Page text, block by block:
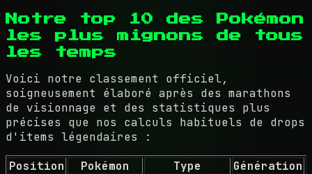
Notre top 10 des Pokémon
les plus mignons de tous
les temps
Voici notre classement officiel,
soigneusement élaboré après des marathons
de visionnage et des statistiques plus
précises que nos calculs habituels de drops
d'items légendaires :
Position
Pokémon Type
Génération